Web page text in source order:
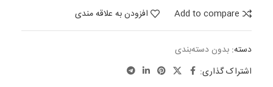
Add to compare
افزودن به علاقه مندی
دسته: بدون دسته‌بندی
اشتراک گذاری: